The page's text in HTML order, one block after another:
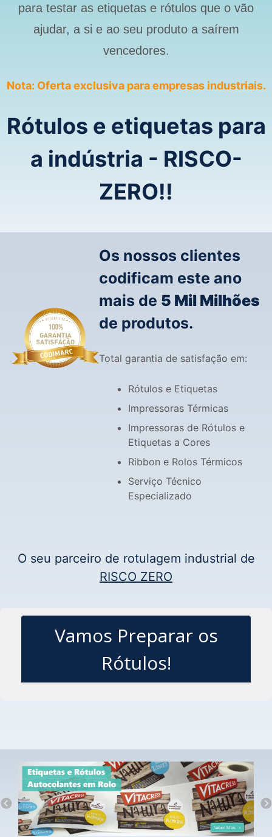
para testar as etiquetas e rótulos que o vão
ajudar, a si e ao seu produto a saírem
vencedores.
Nota: Oferta exclusiva para empresas industriais.
Rótulos e etiquetas para
a indústria - RISCO-
ZERO!!
Os nossos clientes
codificam este ano
mais de 5 Mil Milhões
de produtos.
Total garantia de satisfação em:
Rótulos e Etiquetas
Impressoras Térmicas
Impressoras de Rótulos e
Etiquetas a Cores
Ribbon e Rolos Térmicos
Serviço Técnico
Especializado
O seu parceiro de rotulagem industrial de
RISCO ZERO
Vamos Preparar os
Rótulos!